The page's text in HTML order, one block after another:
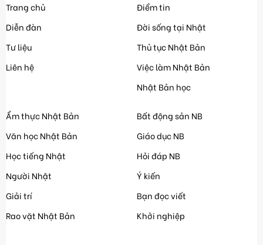
Trang chủ
Diễn đàn
Tư liệu
Liên hệ
Điểm tin
Đời sống tại Nhật
Thủ tục Nhật Bản
Việc làm Nhật Bản
Nhật Bản học
Ẩm thực Nhật Bản
Văn học Nhật Bản
Học tiếng Nhật
Người Nhật
Giải trí
Rao vặt Nhật Bản
Bất động sản NB
Giáo dục NB
Hỏi đáp NB
Ý kiến
Bạn đọc viết
Khởi nghiệp